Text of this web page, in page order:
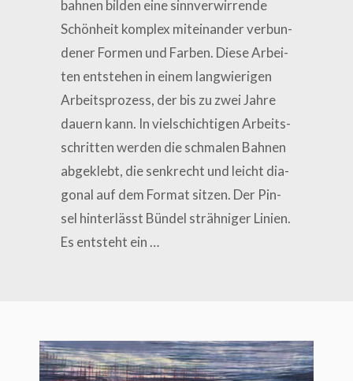
bah­nen bil­den eine sinn­ver­wir­ren­de
Schön­heit kom­plex mit­ein­an­der ver­bun­
de­ner For­men und Far­ben. Die­se Arbei­
ten ent­ste­hen in einem lang­wie­ri­gen
Arbeits­pro­zess, der bis zu zwei Jah­re
dau­ern kann. In viel­schich­ti­gen Arbeits­
schrit­ten wer­den die schma­len Bah­nen
abge­klebt, die senk­recht und leicht dia­
go­nal auf dem For­mat sit­zen. Der Pin­
sel hin­ter­lässt Bün­del sträh­ni­ger Lini­en.
Es ent­steht ein …